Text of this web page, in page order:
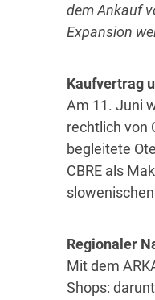
dem Ankauf
Expansion
Kaufvertrag
Am 11. Juni
rechtlich von
begleitete
CBRE als
Regionaler
Mit dem
Shops: